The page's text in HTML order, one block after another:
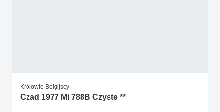
Królowie Belgijscy
Czad 1977 Mi 788B Czyste **